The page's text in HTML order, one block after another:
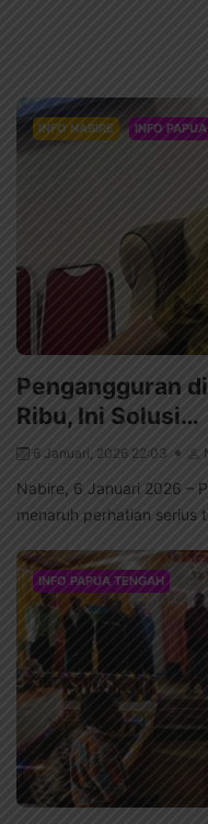
INFO NABIRE INFO
Pengangguran
Ribu, Ini Solusi…
6 Januari, 2026 22:03
Nabire, 6 Januari 2026 –
menaruh perhatian serius
INFO PAPUA TENGAH